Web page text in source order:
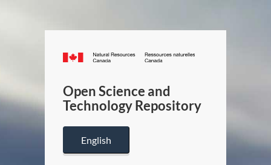
Canada.ca
/
Canada
Open Science and
Technology Repository
English